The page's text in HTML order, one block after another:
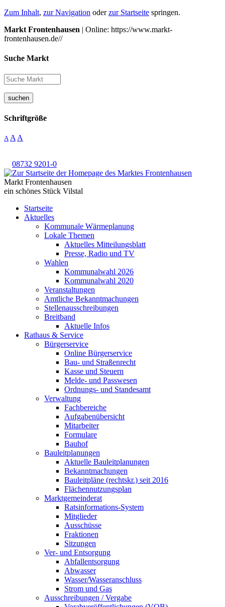
Zum Inhalt, zur Navigation oderzur Startseite springen.
Markt Frontenhausen | Online: https://www.markt-
frontenhausen.de//
Suche Markt
suchen
Schriftgröße
A A A
08732 9201-0
Markt Frontenhausen
ein schönes Stück Vilstal
Startseite
Aktuelles
Kommunale Wärmeplanung
Lokale Themen
Aktuelles Mitteilungsblatt
Presse, Radio und TV
Wahlen
Kommunalwahl 2026
Kommunalwahl 2020
Veranstaltungen
Amtliche Bekanntmachungen
Stellenausschreibungen
Breitband
Aktuelle Infos
Rathaus & Service
Bürgerservice
Online Bürgerservice
Bau- und Straßenrecht
Kasse und Steuern
Melde- und Passwesen
Ordnungs- und Standesamt
Verwaltung
Fachbereiche
Aufgabenübersicht
Mitarbeiter
Formulare
Bauhof
Bauleitplanungen
Aktuelle Bauleitplanungen
Bekanntmachungen
Bauleitpläne (rechtskr.) seit 2016
Flächennutzungsplan
Marktgemeinderat
Ratsinformations-System
Mitglieder
Ausschüsse
Fraktionen
Sitzungen
Ver- und Entsorgung
Abfallentsorgung
Abwasser
Wasser/Wasseranschluss
Strom und Gas
Ausschreibungen / Vergabe